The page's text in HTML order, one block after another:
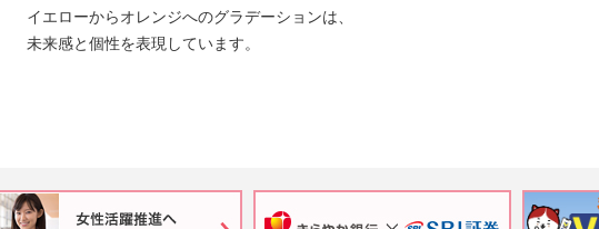
イエローからオレンジへのグラデーションは、
未来感と個性を表現しています。